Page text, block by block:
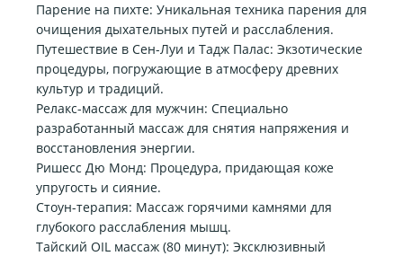
Парение на пихте: Уникальная техника парения для
очищения дыхательных путей и расслабления.
Путешествие в Сен-Луи и Тадж Палас: Экзотические
процедуры, погружающие в атмосферу древних
культур и традиций.
Релакс-массаж для мужчин: Специально
разработанный массаж для снятия напряжения и
восстановления энергии.
Ришесс Дю Монд: Процедура, придающая коже
упругость и сияние.
Стоун-терапия: Массаж горячими камнями для
глубокого расслабления мышц.
Тайский OIL массаж (80 минут): Эксклюзивный